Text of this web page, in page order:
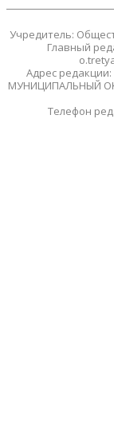
Учредитель:
Главный
Адрес редакции:
МУНИЦИПАЛЬНЫЙ
Телефон